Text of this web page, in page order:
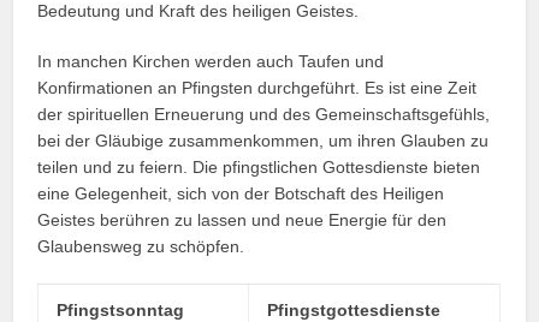
Bedeutung und Kraft des heiligen Geistes.
In manchen Kirchen werden auch Taufen und
Konfirmationen an Pfingsten durchgeführt. Es ist eine Zeit
der spirituellen Erneuerung und des Gemeinschaftsgefühls,
bei der Gläubige zusammenkommen, um ihren Glauben zu
teilen und zu feiern. Die pfingstlichen Gottesdienste bieten
eine Gelegenheit, sich von der Botschaft des Heiligen
Geistes berühren zu lassen und neue Energie für den
Glaubensweg zu schöpfen.
Pfingstsonntag Pfingstgottesdienste